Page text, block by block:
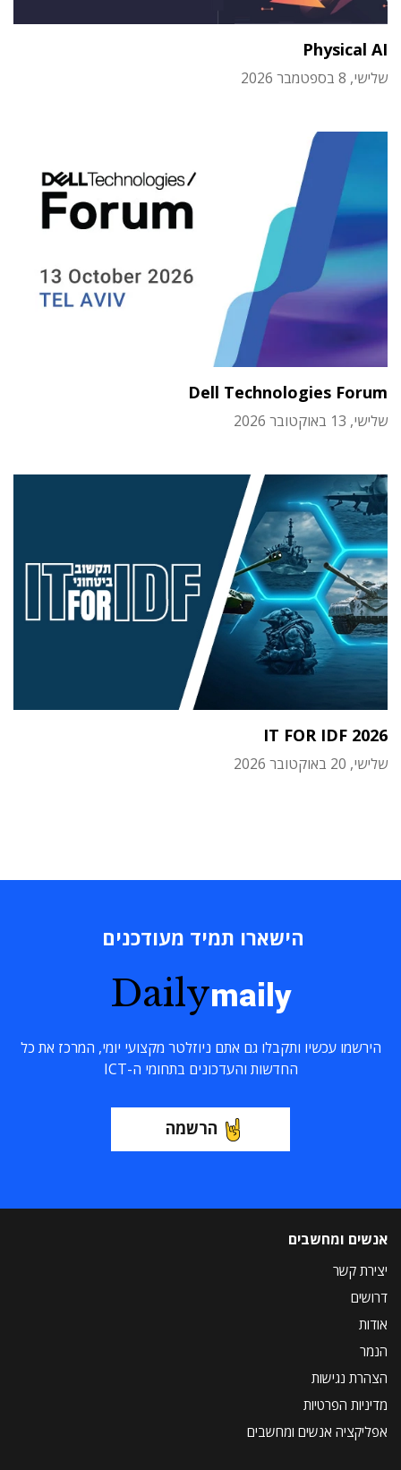
Physical AI
שלישי, 8 בספטמבר 2026
Dell Technologies Forum
שלישי, 13 באוקטובר 2026
IT FOR IDF 2026
שלישי, 20 באוקטובר 2026
הישארו תמיד מעודכנים
Dailymaily
הירשמו עכשיו ותקבלו גם אתם ניוזלטר מקצועי יומי, המרכז את כל
החדשות והעדכונים בתחומי ה-ICT
הרשמה
אנשים ומחשבים
יצירת קשר
דרושים
אודות
הנמר
הצהרת נגישות
מדיניות הפרטיות
אפליקציה אנשים ומחשבים